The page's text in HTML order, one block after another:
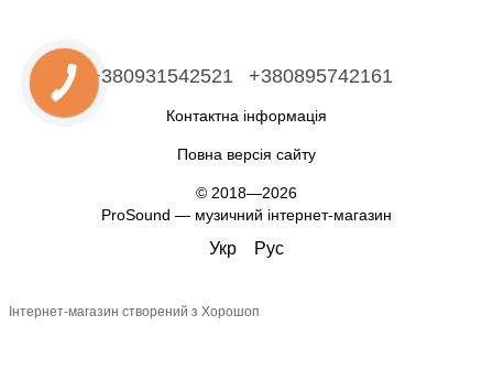
+380931542521 +380895742161
Контактна інформація
Повна версія сайту
© 2018—2026
ProSound — музичний інтернет-магазин
Укр Рус
Інтернет-магазин створений з Хорошоп